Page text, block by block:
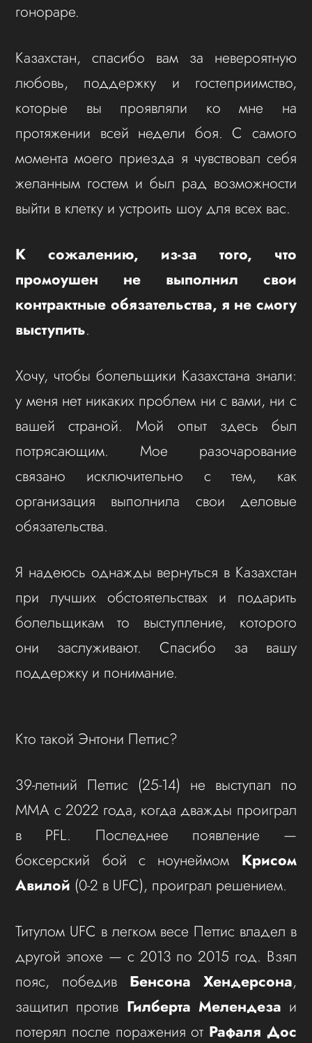
гонораре.
Казахстан, спасибо вам за невероятную
любовь, поддержку и гостеприимство,
которые вы проявляли ко мне на
протяжении всей недели боя. С самого
момента моего приезда я чувствовал себя
желанным гостем и был рад возможности
выйти в клетку и устроить шоу для всех вас.
К сожалению, из-за того, что
промоушен не выполнил свои
контрактные обязательства, я не смогу
выступить.
Хочу, чтобы болельщики Казахстана знали:
у меня нет никаких проблем ни с вами, ни с
вашей страной. Мой опыт здесь был
потрясающим. Мое разочарование
связано исключительно с тем, как
организация выполнила свои деловые
обязательства.
Я надеюсь однажды вернуться в Казахстан
при лучших обстоятельствах и подарить
болельщикам то выступление, которого
они заслуживают. Спасибо за вашу
поддержку и понимание.
Кто такой Энтони Петтис?
39-летний Петтис (25-14) не выступал по
ММА с 2022 года, когда дважды проиграл
в PFL. Последнее появление —
боксерский бой с ноунеймом Крисом
Авилой (0-2 в UFC), проиграл решением.
Титулом UFC в легком весе Петтис владел в
другой эпохе — с 2013 по 2015 год. Взял
пояс, победив Бенсона Хендерсона,
защитил против Гилберта Мелендеза и
потерял после поражения от Рафаля Дос